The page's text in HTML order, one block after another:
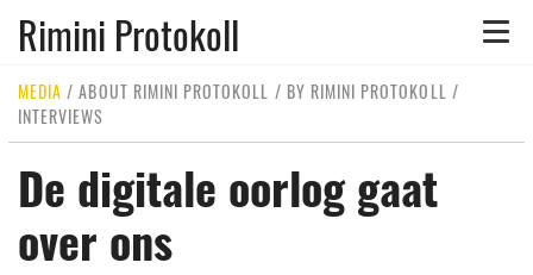
Toggle
Rimini Protokoll
MEDIA /ABOUT RIMINI PROTOKOLL / BY RIMINI PROTOKOLL /
INTERVIEWS
De digitale oorlog gaat
over ons